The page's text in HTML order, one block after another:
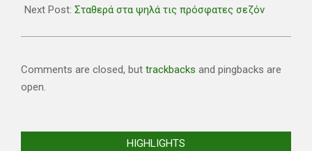
Next Post: Σταθερά στα ψηλά τις πρόσφατες σεζόν
Comments are closed, but trackbacks and pingbacks are
open.
HIGHLIGHTS